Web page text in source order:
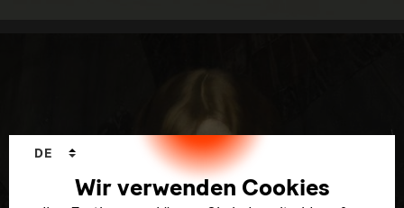
Wir verwenden Cookies
DE